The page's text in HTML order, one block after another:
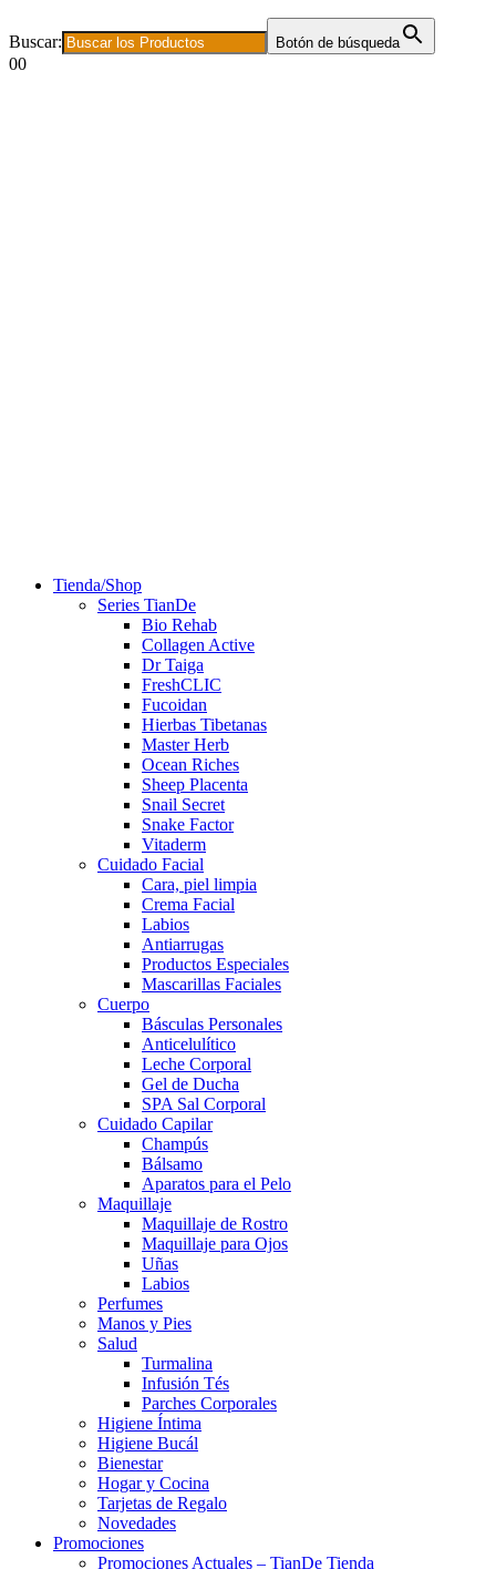
Buscar: Botón de búsqueda
00
Tienda/Shop
Series TianDe
Bio Rehab
Collagen Active
Dr Taiga
FreshCLIC
Fucoidan
Hierbas Tibetanas
Master Herb
Ocean Riches
Sheep Placenta
Snail Secret
Snake Factor
Vitaderm
Cuidado Facial
Cara, piel limpia
Crema Facial
Labios
Antiarrugas
Productos Especiales
Mascarillas Faciales
Cuerpo
Básculas Personales
Anticelulítico
Leche Corporal
Gel de Ducha
SPA Sal Corporal
Cuidado Capilar
Champús
Bálsamo
Aparatos para el Pelo
Maquillaje
Maquillaje de Rostro
Maquillaje para Ojos
Uñas
Labios
Perfumes
Manos y Pies
Salud
Turmalina
Infusión Tés
Parches Corporales
Higiene Íntima
Higiene Bucál
Bienestar
Hogar y Cocina
Tarjetas de Regalo
Novedades
Promociones
Promociones Actuales – TianDe Tienda